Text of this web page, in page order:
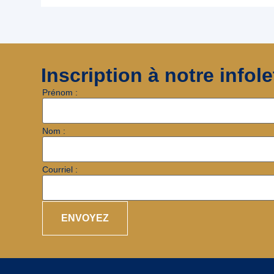
Inscription à notre
Prénom :
Nom :
Courriel :